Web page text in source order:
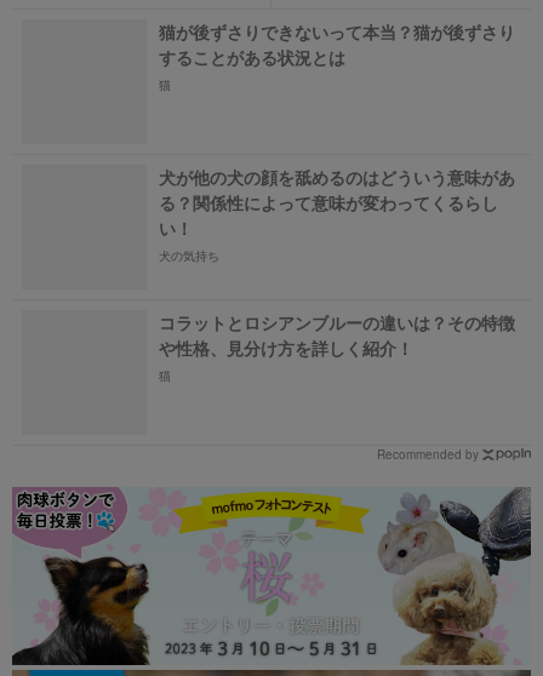
猫が後ずさりできないって本当？猫が後ずさり
することがある状況とは
猫
犬が他の犬の顔を舐めるのはどういう意味があ
る？関係性によって意味が変わってくるらし
い！
犬の気持ち
コラットとロシアンブルーの違いは？その特徴
や性格、見分け方を詳しく紹介！
猫
Recommended by